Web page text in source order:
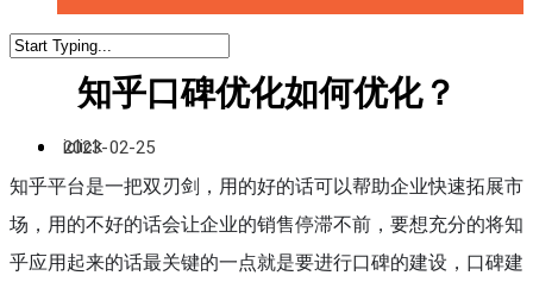
知乎口碑优化如何优化？
iclick
2023-02-25
知乎平台是一把双刃剑，用的好的话可以帮助企业快速拓展市
场，用的不好的话会让企业的销售停滞不前，要想充分的将知
乎应用起来的话最关键的一点就是要进行口碑的建设，口碑建